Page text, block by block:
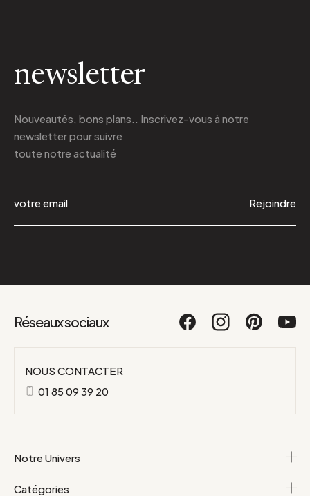
newsletter
Nouveautés, bons plans.. Inscrivez-vous à notre
newsletterpour suivre
toute notre actualité
Rejoindre
Réseaux sociaux
NOUS CONTACTER
01 85 09 39 20
Notre Univers
Catégories